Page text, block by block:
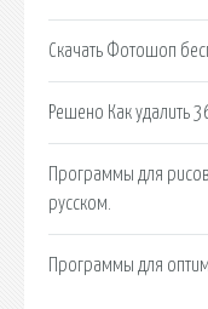
Скачать Фотошоп
Решено Как удалить
Программы для
русском.
Программы для